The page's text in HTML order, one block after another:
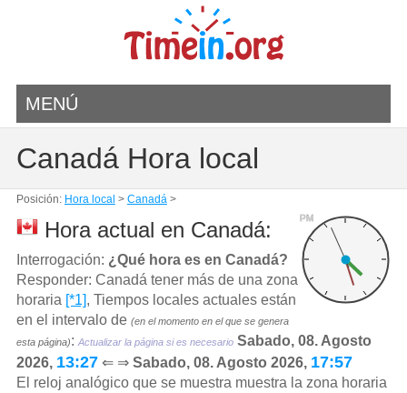
MENÚ
Canadá Hora local
Posición: Hora local > Canadá>
PM
Hora actual en Canadá:
Interrogación: ¿Qué hora es en Canadá?
Responder: Canadá tener más de una zona
horaria [*1], Tiempos locales actuales están
en el intervalo de (en el momento en el que se genera
esta página): Actualizar la página si es necesario Sabado, 08. Agosto
2026, 13:27 ⇐ ⇒ Sabado, 08. Agosto 2026, 17:57
El reloj analógico que se muestra muestra la zona horaria